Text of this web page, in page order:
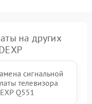
на других
сигнальной
телевизора
Q551